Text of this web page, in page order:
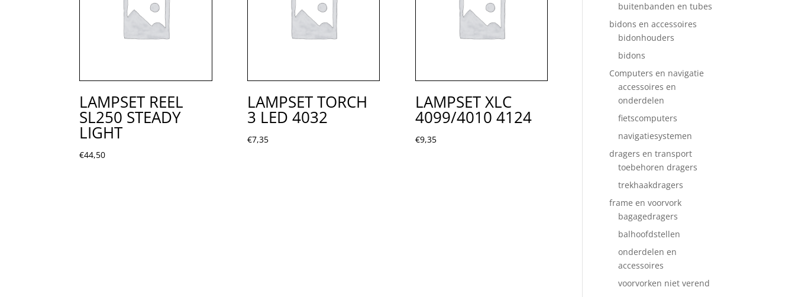
LAMPSET REEL
SL250 STEADY
LIGHT
€44,50
LAMPSET TORCH
3 LED 4032
€7,35
LAMPSET XLC
4099/4010 4124
€9,35
buitenbanden en tubes
bidons en accessoires
bidonhouders
bidons
Computers en navigatie
accessoires en
onderdelen
fietscomputers
navigatiesystemen
dragers en transport
toebehoren dragers
trekhaakdragers
frame en voorvork
bagagedragers
balhoofdstellen
onderdelen en
accessoires
voorvorken niet verend